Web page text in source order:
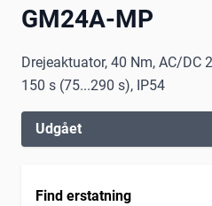
GM24A-MP
Drejeaktuator, 40 Nm, AC/DC
150 s (75...290 s), IP54
Udgået
Find erstatning